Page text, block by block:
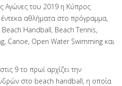
Αγώνες του 2019 η Κύπρος
αθλήματα στο πρόγραμμα,
Handball, Beach Tennis,
Canoe, Open Water Swimming και
9 το πρωί αρχίζει την
στο beach handball, η οποία